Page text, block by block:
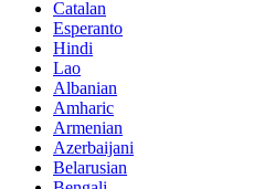
Catalan
Esperanto
Hindi
Lao
Albanian
Amharic
Armenian
Azerbaijani
Belarusian